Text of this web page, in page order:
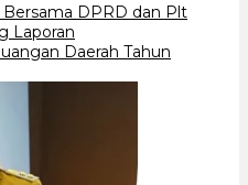
DPRD dan Plt
Laporan
Daerah Tahun